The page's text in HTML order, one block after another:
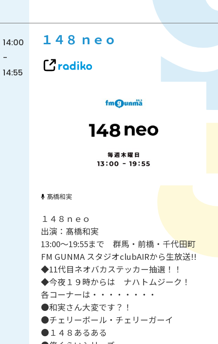
14:00
-
14:55
１４８ ｎｅｏ
髙橋和実
１４８ｎｅｏ
出演：髙橋和実
13:00～19:55まで 群馬・前橋・千代田町
FM GUNMA スタジオclubAIRから生放送!!
◆11代目ネオバカステッカー抽選！！
◆今夜１９時からは ナハトムジーク！
各コーナーは・・・・・・・・
●和実さん大変です？！
●チェリーボール・チェリーガーイ
●１４８あるある